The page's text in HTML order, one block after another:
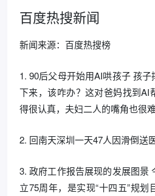
百度热搜新闻
新闻来源：百度热搜榜
1. 90后父母开始用AI哄孩子 孩
下来，该咋办？这对爸妈找到AI
得很认真，夫妇二人的嘴角也很难
2. 回南天深圳一天47人因滑倒送
3. 政府工作报告展现的发展图景
立75周年，是实现“十四五”规